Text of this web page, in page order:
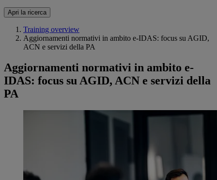
Apri la ricerca
Training overview
Aggiornamenti normativi in ambito e-IDAS: focus su AGID,
ACN e servizi della PA
Aggiornamenti normativi in ambito e-
IDAS: focus su AGID, ACN e servizi della
PA